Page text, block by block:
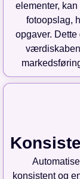
elementer,
fotoopslag,
opgaver.
konsistent og